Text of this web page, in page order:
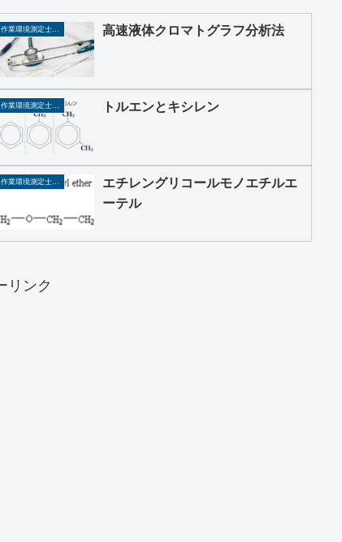
作業環境測定士、作業主任者 高速液体クロマトグラフ分析法
作業環境測定士、作業主任者 トルエンとキシレン
作業環境測定士、作業主任者
エチレングリコールモノエチルエ
ーテル
リンク